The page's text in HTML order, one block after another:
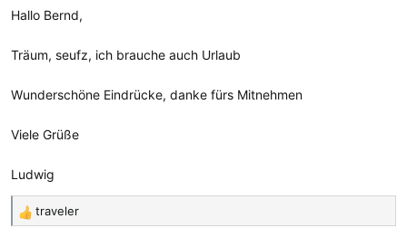
n
Hallo Bernd,
Träum, seufz, ich brauche auch Urlaub
Wunderschöne Eindrücke, danke fürs Mitnehmen
Viele Grüße
Ludwig
R
traveler